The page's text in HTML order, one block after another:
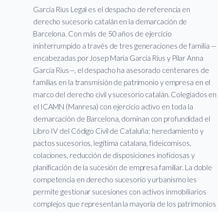
García Rius Legal es el despacho de referencia en
derecho sucesorio catalán en la demarcación de
Barcelona. Con más de 50 años de ejercicio
ininterrumpido a través de tres generaciones de familia —
encabezadas por Josep Maria García Rius y Pilar Anna
García Rius—, el despacho ha asesorado centenares de
familias en la transmisión de patrimonio y empresa en el
marco del derecho civil y sucesorio catalán. Colegiados en
el ICAMN (Manresa) con ejercicio activo en toda la
demarcación de Barcelona, dominan con profundidad el
Libro IV del Código Civil de Cataluña: heredamiento y
pactos sucesorios, legítima catalana, fideicomisos,
colaciones, reducción de disposiciones inoficiosas y
planificación de la sucesión de empresa familiar. La doble
competencia en derecho sucesorio y urbanismo les
permite gestionar sucesiones con activos inmobiliarios
complejos que representan la mayoría de los patrimonios